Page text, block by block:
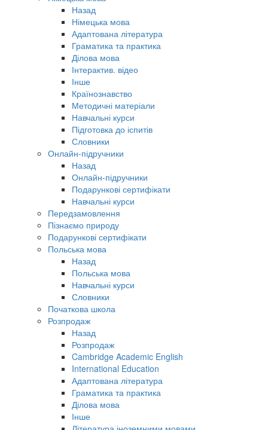
Назад
Німецька мова
Адаптована література
Граматика та практика
Ділова мова
Інтерактив. відео
Інше
Країнознавство
Методичні матеріали
Навчальні курси
Підготовка до іспитів
Словники
Онлайн-підручники
Назад
Онлайн-підручники
Подарункові сертифікати
Навчальні курси
Передзамовлення
Пізнаємо природу
Подарункові сертифікати
Польська мова
Назад
Польська мова
Навчальні курси
Словники
Початкова школа
Розпродаж
Назад
Розпродаж
Cambridge Academic English
International Education
Адаптована література
Граматика та практика
Ділова мова
Інше